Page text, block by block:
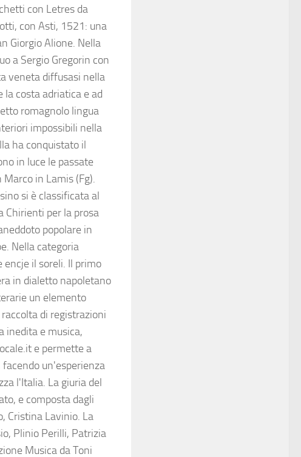
con Letres da
con Asti, 1521: una
Giorgio Alione. Nella
a Sergio Gregorin con
veneta diffusasi nella
la costa adriatica e ad
romagnolo lingua
impossibili nella
ha conquistato il
in luce le passate
in Lamis (Fg).
si è classificata al
Chirienti per la prosa
popolare in
Nella categoria
il soreli. Il primo
in dialetto napoletano
un elemento
di registrazioni
inedita e musica,
e permette a
un'esperienza
l'Italia. La giuria del
e composta dagli
Cristina Lavinio. La
Plinio Perilli, Patrizia
Musica da Toni